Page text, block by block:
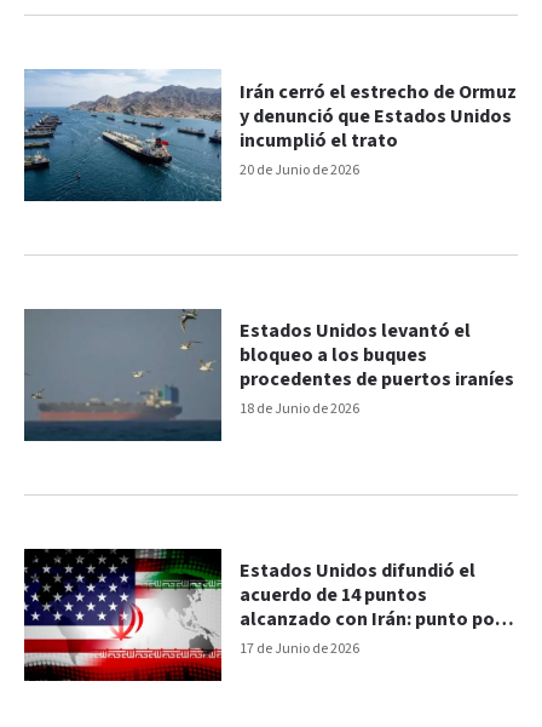
20 de Junio de 2026
Irán cerró el estrecho de Ormuz
y denunció que Estados Unidos
incumplió el trato
18 de Junio de 2026
Estados Unidos levantó el
bloqueo a los buques
procedentes de puertos iraníes
17 de Junio de 2026
Estados Unidos difundió el
acuerdo de 14 puntos
alcanzado con Irán: punto por
punto